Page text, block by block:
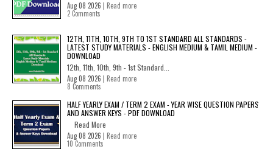
Aug 08 2026 | Read more
2 Comments
12TH, 11TH, 10TH, 9TH TO 1ST STANDARD ALL STANDARDS -
LATEST STUDY MATERIALS - ENGLISH MEDIUM & TAMIL MEDIUM -
DOWNLOAD
12th, 11th, 10th, 9th - 1st Standard...
Aug 08 2026 | Read more
8 Comments
HALF YEARLY EXAM / TERM 2 EXAM - YEAR WISE QUESTION PAPERS
AND ANSWER KEYS - PDF DOWNLOAD
Read More
Aug 08 2026 | Read more
10 Comments